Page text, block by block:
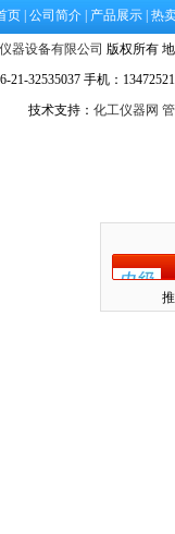
页 公司简介 产品展示 热
器设备有限公司 版权所有
32535037 手机：
技术支持： 化工仪器网